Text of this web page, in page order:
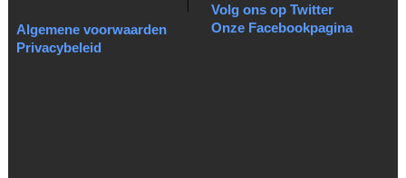
Algemene voorwaarden
Privacybeleid
Volg ons op Twitter
Onze Facebookpagina